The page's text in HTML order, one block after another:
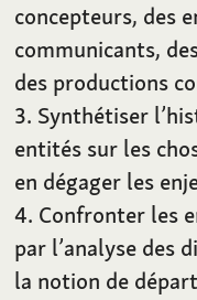
concepteurs, des
communicants,
des productions
3. Synthétiser
entités sur les
en dégager les
4. Confronter les
par l’analyse des
la notion de